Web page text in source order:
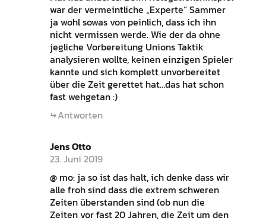
war der vermeintliche „Experte“ Sammer
ja wohl sowas von peinlich, dass ich ihn
nicht vermissen werde. Wie der da ohne
jegliche Vorbereitung Unions Taktik
analysieren wollte, keinen einzigen Spieler
kannte und sich komplett unvorbereitet
über die Zeit gerettet hat…das hat schon
fast wehgetan :)
Antworten
Jens Otto
23. Juni 2019
@ mo: ja so ist das halt, ich denke dass wir
alle froh sind dass die extrem schweren
Zeiten überstanden sind (ob nun die
Zeiten vor fast 20 Jahren, die Zeit um den